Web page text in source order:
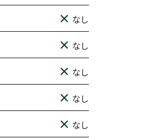
なし
なし
なし
なし
なし